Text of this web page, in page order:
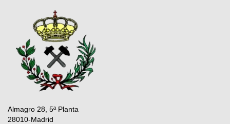
Almagro 28, 5ª Planta
28010-Madrid